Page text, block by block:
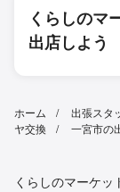
くらしのマ
出店しよう
ホーム 出張スタ
ヤ交換
一宮市の
くらしのマーケッ